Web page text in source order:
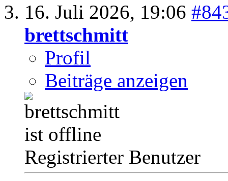
16. Juli 2026, 19:06
brettschmitt
Profil
Beiträge anzeigen
Registrierter Benutzer